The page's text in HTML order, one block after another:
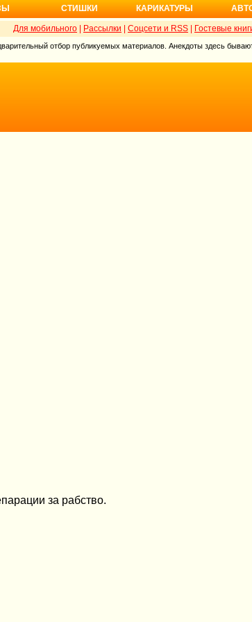
СТИШКИ КАРИКАТУРЫ
Для мобильного Рассылки Соцсети и RSS Гостевые
отбор публикуемых материалов. Анекдоты здесь
за рабство.